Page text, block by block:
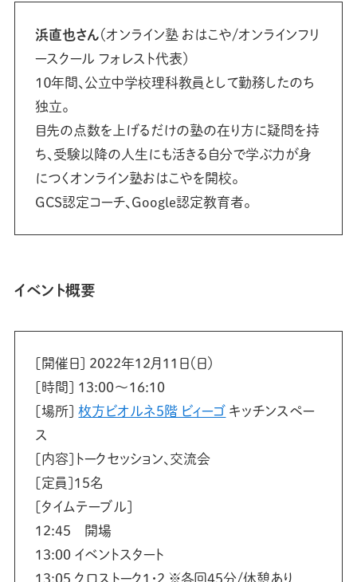
浜直也さん（オンライン塾 おはこや/オンラインフリ
ースクール フォレスト代表）
１０年間、公立中学校理科教員として勤務したのち
独立。
目先の点数を上げるだけの塾の在り方に疑問を持
ち、受験以降の人生にも活きる自分で学ぶ力が身
につくオンライン塾おはこやを開校。
GCS認定コーチ、Google認定教育者。
イベント概要
[開催日] 2022年12月11日（日）
[時間] 13:00〜16:10
[場所]枚方ビオルネ5階 ビィーゴ キッチンスペー
ス
[内容]トークセッション、交流会
[定員]15名
[タイムテーブル]
12:45 開場
13:00 イベントスタート
13:05 クロストーク1・2 ※各回45分/休憩あり